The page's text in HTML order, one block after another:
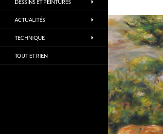
DESSINS ET PEINTURES
ACTUALITÉS
TECHNIQUE
TOUT ET RIEN